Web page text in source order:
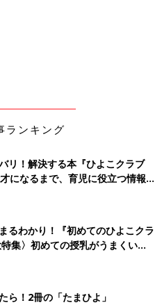
プレーン ワンピース
ランキング
リ！解決する本『ひよこクラブ
になるまで、育児に役立つ情報が
るわかり！『初めてのひよこクラ
集〉初めての授乳がうまくい
クの基本と夏のトラブル 解決テ
ら！2冊の「たまひよ」